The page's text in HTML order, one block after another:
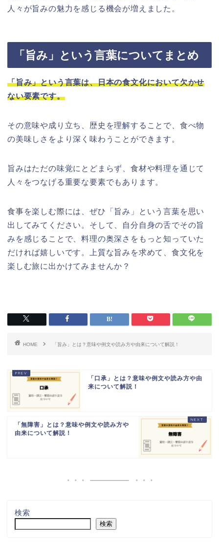
人々が旨みの魅力を感じる機会が増えました。
「旨み」という言葉についてまとめ
「旨み」という言葉は、日本の食文化において欠かせ
ない要素です。
その意味や成り立ち、歴史を理解することで、食べ物
の美味しさをより深く味わうことができます。
旨みはただの味覚にとどまらず、食材や料理を通じて
人々をつなげる重要な要素でもあります。
食事を楽しむ際には、ぜひ「旨み」という言葉を思い
出してみてください。そして、自分自身の舌でその旨
みを感じることで、料理の奥深さをもっと知っていた
だければ嬉しいです。上質な旨みを求めて、食文化を
楽しむ旅に出かけてみませんか？
HOME 「旨み」とは？意味や例文や読み方や由来について解説！
「口承」とは？意味や例文や読み方や由
来について解説！
「無障害」とは？意味や例文や読み方や
由来について解説！
検索
検索